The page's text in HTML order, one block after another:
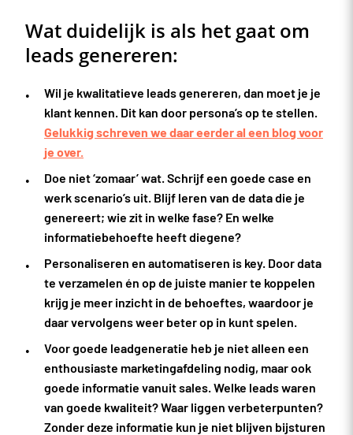
Wat duidelijk is als het gaat om
leads genereren:
Wil je kwalitatieve leads genereren, dan moet je je
klant kennen. Dit kan door persona’s op te stellen.
Gelukkig schreven we daar eerder al een blog voor
je over.
Doe niet ‘zomaar’ wat. Schrijf een goede case en
werk scenario’s uit. Blijf leren van de data die je
genereert; wie zit in welke fase? En welke
informatiebehoefte heeft diegene?
Personaliseren en automatiseren is key. Door data
te verzamelen én op de juiste manier te koppelen
krijg je meer inzicht in de behoeftes, waardoor je
daar vervolgens weer beter op in kunt spelen.
Voor goede leadgeneratie heb je niet alleen een
enthousiaste marketingafdeling nodig, maar ook
goede informatie vanuit sales. Welke leads waren
van goede kwaliteit? Waar liggen verbeterpunten?
Zonder deze informatie kun je niet blijven bijsturen